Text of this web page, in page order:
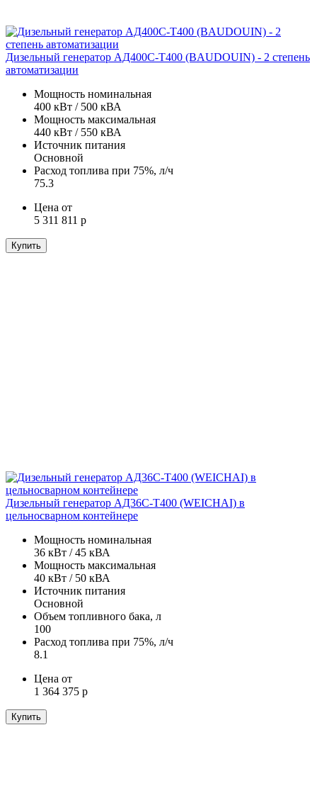
Дизельный генератор АД400С-Т400 (BAUDOUIN) - 2 степень
автоматизации
Мощность номинальная
400 кВт / 500 кВА
Мощность максимальная
440 кВт / 550 кВА
Источник питания
Основной
Расход топлива при 75%, л/ч
75.3
Цена от
5 311 811 р
Купить
Дизельный генератор АД36С-Т400 (WEICHAI) в
цельносварном контейнере
Мощность номинальная
36 кВт / 45 кВА
Мощность максимальная
40 кВт / 50 кВА
Источник питания
Основной
Объем топливного бака, л
100
Расход топлива при 75%, л/ч
8.1
Цена от
1 364 375 р
Купить